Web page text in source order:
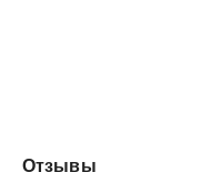
Отзывы